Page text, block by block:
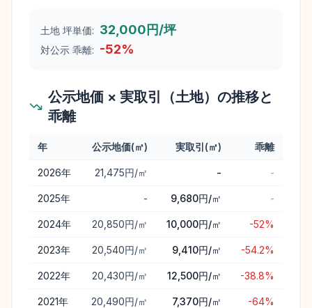
土地 坪単価: 32,000円/坪
対公示 乖離: -52%
公示地価 × 実取引（土地）の推移と
乖離
年 公示地価(㎡) 実取引(㎡) 乖離
2026年 21,475円/㎡ - -
2025年 - 9,680円/㎡ -
2024年 20,850円/㎡ 10,000円/㎡ -52%
2023年 20,540円/㎡ 9,410円/㎡ -54.2%
2022年 20,430円/㎡ 12,500円/㎡ -38.8%
2021年 20,490円/㎡ 7,370円/㎡ -64%